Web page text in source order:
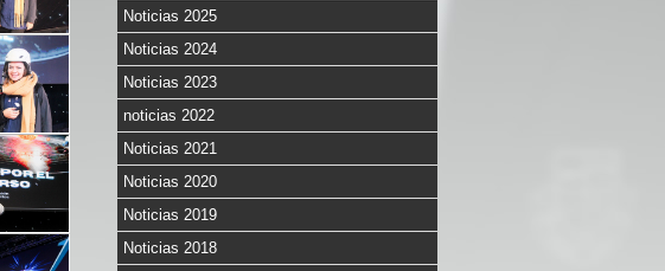
Noticias 2025
Noticias 2024
Noticias 2023
noticias 2022
Noticias 2021
Noticias 2020
Noticias 2019
Noticias 2018